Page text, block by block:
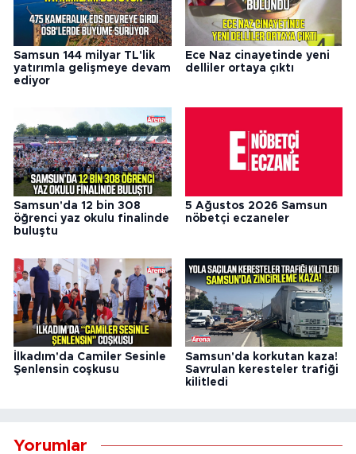
Samsun 144 milyar TL'lik
yatırımla gelişmeye devam
ediyor
Ece Naz cinayetinde yeni
delliler ortaya çıktı
Samsun'da 12 bin 308
öğrenci yaz okulu finalinde
buluştu
5 Ağustos 2026 Samsun
nöbetçi eczaneler
İlkadım'da Camiler Sesinle
Şenlensin coşkusu
Samsun'da korkutan kaza!
Savrulan keresteler trafiği
kilitledi
Yorumlar